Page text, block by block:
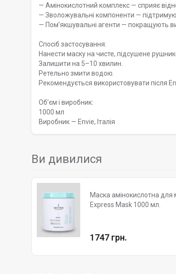
— Амінокислотний комплекс — сприяє
— Зволожувальні компоненти —
— Пом’якшувальні агенти — покращують
Спосіб застосування:
Нанести маску на чисте, підсушене
Залишити на 5–10 хвилин.
Ретельно змити водою.
Рекомендується використовувати після
Обʼєм і виробник:
1000 мл
Виробник — Envie, Італія
Ви дивилися
Маска амінокислотна для
Express Mask 1000 мл.
1747 грн.